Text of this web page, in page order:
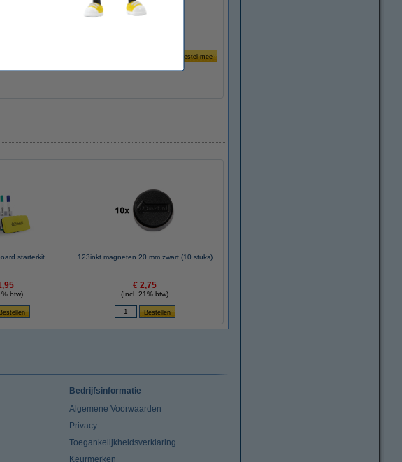
starterkit
btw)
123inkt magneten 20 mm zwart (10 stuks)
€ 2,75
(Incl. 21% btw)
Bedrijfsinformatie
Algemene Voorwaarden
Privacy
Toegankelijkheidsverklaring
Keurmerken